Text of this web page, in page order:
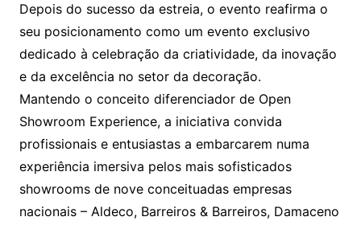
Depois do sucesso da estreia, o evento reafirma o
seu posicionamento como um evento exclusivo
dedicado à celebração da criatividade, da inovação
e da excelência no setor da decoração.
Mantendo o conceito diferenciador de Open
Showroom Experience, a iniciativa convida
profissionais e entusiastas a embarcarem numa
experiência imersiva pelos mais sofisticados
showrooms de nove conceituadas empresas
nacionais – Aldeco, Barreiros & Barreiros, Damaceno